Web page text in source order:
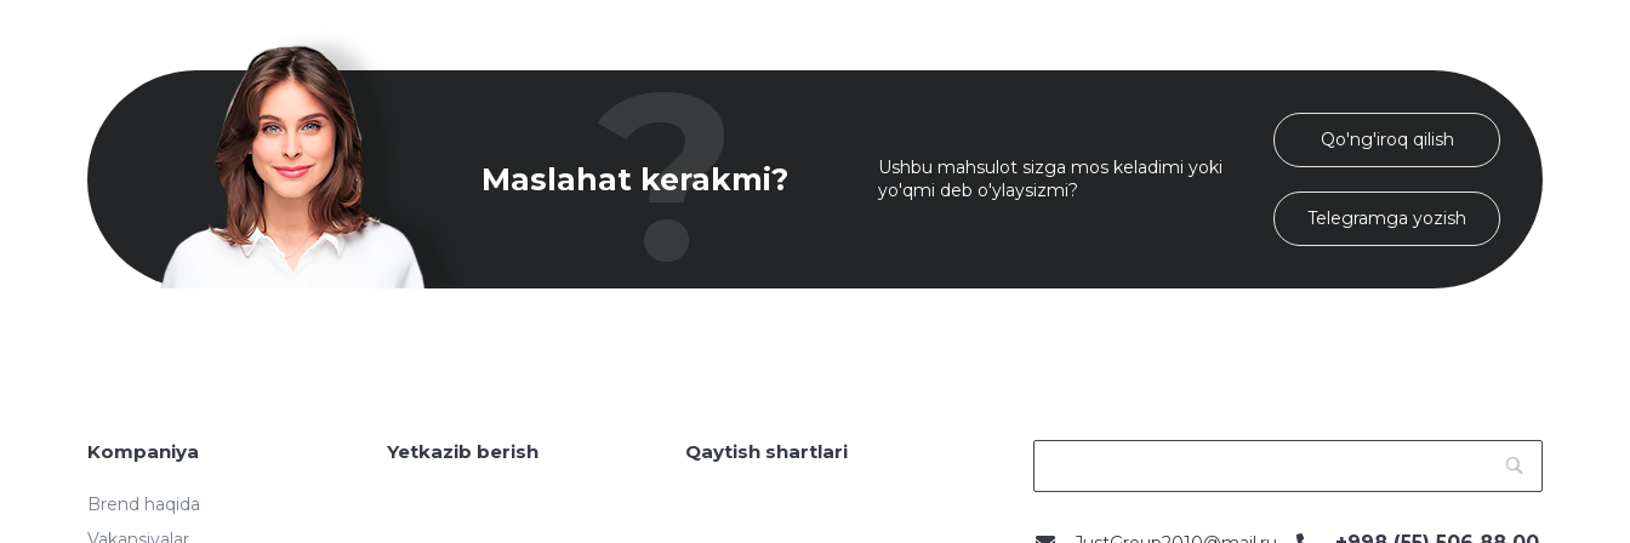
Maslahat kerakmi?
Ushbu mahsulot sizga mos keladimi yoki
yo'qmi deb o'ylaysizmi?
Qo'ng'iroq qilish
Telegramga yozish
Kompaniya
Brend haqida
Yetkazib berish Qaytish shartlari